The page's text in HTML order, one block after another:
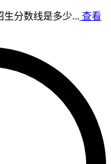
生分数线是多少... 查看